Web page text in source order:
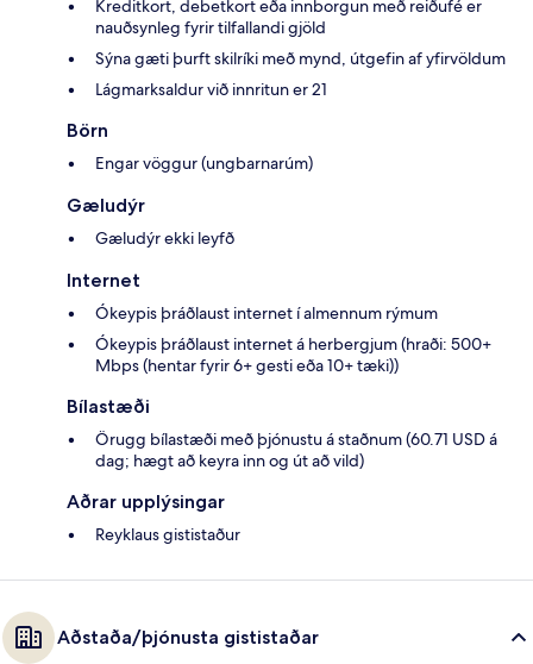
Kreditkort, debetkort eða innborgun með reiðufé er
nauðsynleg fyrir tilfallandi gjöld
Sýna gæti þurft skilríki með mynd, útgefin af yfirvöldum
Lágmarksaldur við innritun er 21
Börn
Engar vöggur (ungbarnarúm)
Gæludýr
Gæludýr ekki leyfð
Internet
Ókeypis þráðlaust internet í almennum rýmum
Ókeypis þráðlaust internet á herbergjum (hraði: 500+
Mbps (hentar fyrir 6+ gesti eða 10+ tæki))
Bílastæði
Örugg bílastæði með þjónustu á staðnum (60.71 USD á
dag; hægt að keyra inn og út að vild)
Aðrar upplýsingar
Reyklaus gististaður
Aðstaða/þjónusta gististaðar